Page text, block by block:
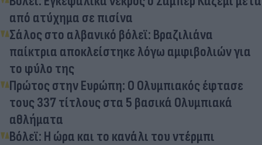
από ατύχημα σε πισίνα
Σάλος στο αλβανικό βόλεϊ: Βραζιλιάνα
παίκτρια αποκλείστηκε λόγω αμφιβολιών για
το φύλο της
Πρώτος στην Ευρώπη: Ο Ολυμπιακός έφτασε
τους 337 τίτλους στα 5 βασικά Ολυμπιακά
αθλήματα
Βόλεϊ: Η ώρα και το κανάλι του ντέρμπι